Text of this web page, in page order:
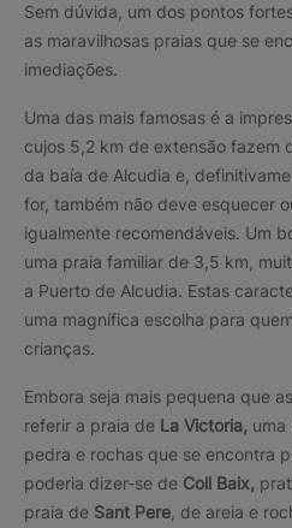
Sem dúvida, um dos pontos
as maravilhosas praias que se
imediações.
Uma das mais famosas é a
cujos 5,2 km de extensão fazem
da baía de Alcudia e,
for, também não deve esquecer
igualmente recomendáveis. Um
uma praia familiar de 3,5 km,
a Puerto de Alcudia. Estas
uma magnífica escolha para
crianças.
Embora seja mais pequena que
referir a praia de La Victoria, uma
pedra e rochas que se encontra
poderia dizer-se de Coll Baix,
praia de Sant Pere , de areia e